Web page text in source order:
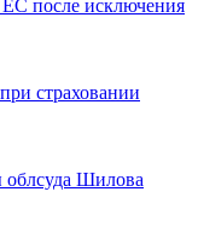
ЕС после исключения
страховании
облсуда Шилова